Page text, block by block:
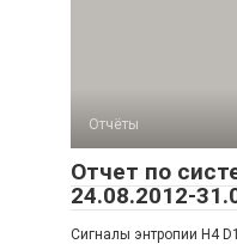
Отчёты
Отчет по
24.08.2012-
Сигналы энтропии H4 D1